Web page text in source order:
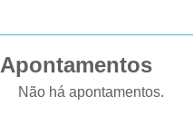
Apontamentos
Não há apontamentos.